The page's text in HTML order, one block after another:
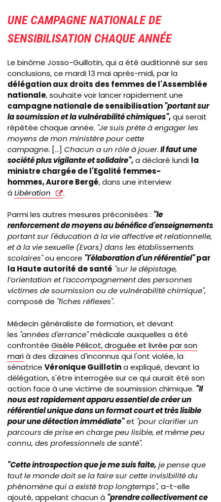
UNE CAMPAGNE NATIONALE DE
SENSIBILISATION CHAQUE ANNÉE
Le binôme Josso-Guillotin, qui a été auditionné sur ses
conclusions, ce mardi 13 mai après-midi, par la
délégation aux droits des femmes de l'Assemblée
nationale, souhaite voir lancer rapidement une
campagne nationale de sensibilisation"portant sur
la soumission et la vulnérabilité chimiques",qui serait
répétée chaque année. "Je suis prête àengager les
moyens de mon ministère pour cette
campagne. [...] Chacun a un rôle à jouer.Il faut une
société plus vigilante et solidaire",a déclaré lundi la
ministrechargée de l'Egalité femmes-
hommes, Aurore Bergé, dans une interview
à Libération .
Parmi les autres mesures préconisées : "le
renforcement de moyens au bénéfice d'enseignements
portant sur l'éducation à la vie affective et relationnelle,
et à la vie sexuelle (Evars) dans les établissements
scolaires"ou encore "l'élaboration d'un référentiel"par
la Haute autorité de santé "sur le dépistage,
l’orientation et l’accompagnement des personnes
victimes de soumission ou de vulnérabilité chimique",
composé de "fiches réflexes".
Médecin généraliste de formation, et devant
les "années d'errance"médicale auxquelles a été
confrontée Gisèle Pélicot, droguée et livrée par son
marià des dizaines d'inconnus qui l'ont violée, la
sénatrice Véronique Guillotina expliqué, devant la
délégation, s'être interrogée sur ce qui aurait été son
action face à une victime de soumission chimique. "Il
nous est rapidement apparu essentiel de créer un
référentiel unique dans un format court et très lisible
pour une détection immédiate"et "pour clarifier un
parcours de prise en charge peu lisible, et même peu
connu, des professionnels de santé".
"Cette introspection que je me suis faite,je pense que
tout le monde doit se la faire sur cette invisibilité du
phénomène qui a existé trop longtemps", a-t-elle
ajouté, appelant chacun à "prendre collectivement ce